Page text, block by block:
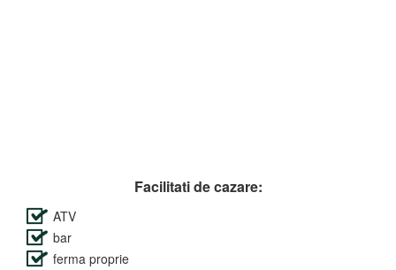
Facilitati de cazare:
ATV
bar
ferma proprie